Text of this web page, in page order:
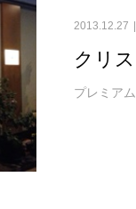
2013.12.27
クリ
プレミア